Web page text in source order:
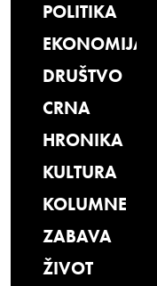
POLITIKA
EKONOMIJA
DRUŠTVO
CRNA
HRONIKA
KULTURA
KOLUMNE
ZABAVA
ŽIVOT